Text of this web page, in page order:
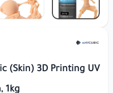
(Skin) 3D Printing UV
1kg